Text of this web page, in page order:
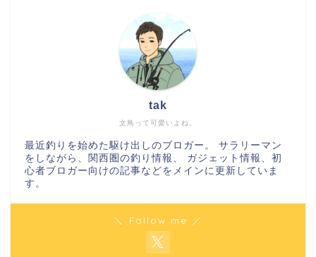
文鳥って可愛いよね。
tak
最近釣りを始めた駆け出しのブロガー。 サラリーマン
をしながら、関西圏の釣り情報、 ガジェット情報、初
心者ブロガー向けの記事などをメインに更新していま
す。
＼ Follow me ／